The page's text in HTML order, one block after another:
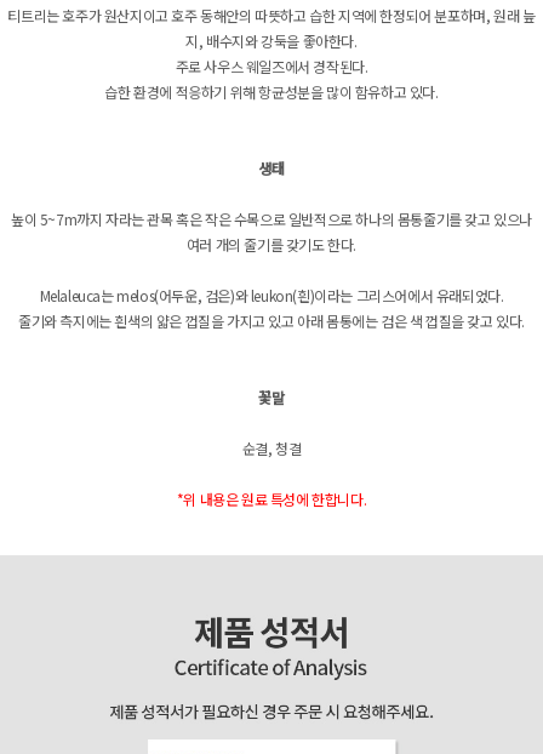
티트리는 호주가 원산지이고 호주 동해안의 따뜻하고 습한 지역에 한정되어 분포하며, 원래 늪
지, 배수지와 강둑을 좋아한다.
주로 사우스 웨일즈에서 경작된다.
습한 환경에 적응하기 위해 항균성분을 많이 함유하고 있다.
생태
높이 5~7m까지 자라는 관목 혹은 작은 수목으로 일반적으로 하나의 몸통줄기를 갖고 있으나
여러 개의 줄기를 갖기도 한다.
Melaleuca는 melos(어두운, 검은)와 leukon(흰)이라는 그리스어에서 유래되었다.
줄기와 측지에는 흰색의 얇은 껍질을 가지고 있고 아래 몸통에는 검은 색 껍질을 갖고 있다.
꽃말
순결, 청결
*위 내용은 원료 특성에 한합니다.